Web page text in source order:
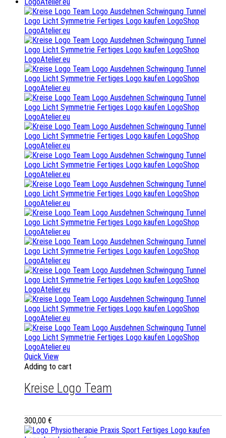
Quick View
Adding to cart
Kreise Logo Team
300,00 €